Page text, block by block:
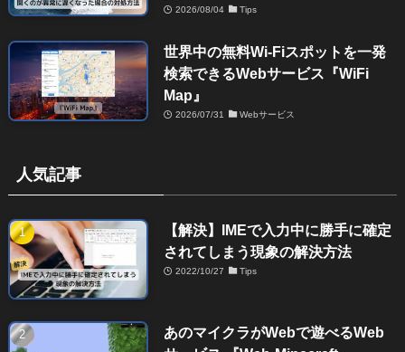
2026/08/04 Tips
世界中の無料Wi-Fiスポットを一発
検索できるWebサービス『WiFi
Map』
2026/07/31 Webサービス
人気記事
【解決】IMEで入力中に勝手に確定
されてしまう現象の解決方法
2022/10/27 Tips
あのマイクラがWebで遊べるWeb